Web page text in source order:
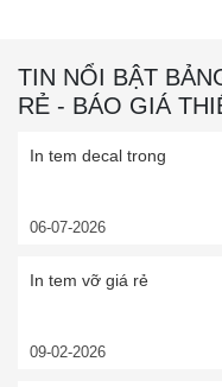
TIN NỔI BẬT
RẺ - BÁO GIÁ
In tem decal trong
06-07-2026
In tem vỡ giá rẻ
09-02-2026